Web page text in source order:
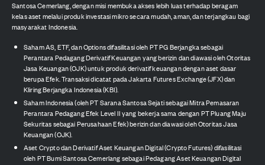
Santosa Cemerlang, dengan misi membuka akses lebih luas terhadap beragam
kelas aset melalui produk investasi mikro secara mudah, aman, dan terjangkau bagi
masyarakat Indonesia.
Saham AS, ETF, dan Options difasilitasi oleh PT PG Berjangka sebagai
Perantara Pedagang Derivatif Keuangan yang berizin dan diawasi oleh Otoritas
Jasa Keuangan (OJK) untuk produk derivatif keuangan dengan aset dasar
berupa Efek. Transaksi dicatat pada Jakarta Futures Exchange (JFX) dan
Kliring Berjangka Indonesia (KBI).
Saham Indonesia (oleh PT Sarana Santosa Sejati sebagai Mitra Pemasaran
Perantara Pedagang Efek Level II yang bekerja sama dengan PT Pluang Maju
Sekuritas sebagai Perusahaan Efek) berizin dan diawasi oleh Otoritas Jasa
Keuangan (OJK).
Aset Crypto dan Derivatif Aset Keuangan Digital (Crypto Futures) difasilitasi
oleh PT Bumi Santosa Cemerlang sebagai Pedagang Aset Keuangan Digital